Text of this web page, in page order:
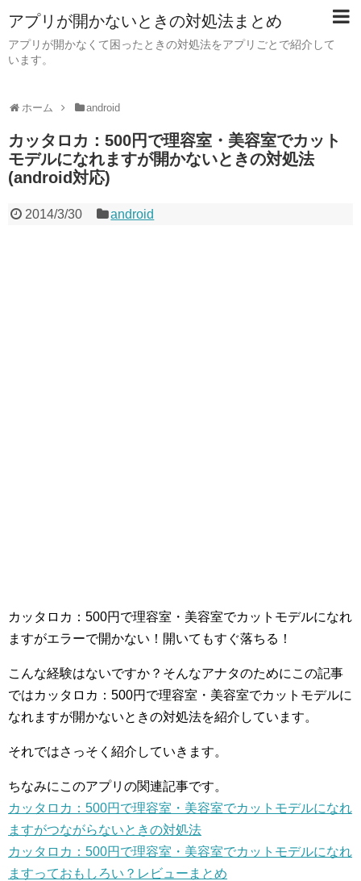
アプリが開かないときの対処法まとめ
アプリが開かなくて困ったときの対処法をアプリごとで紹介して
います。
ホーム android
カッタロカ：500円で理容室・美容室でカット
モデルになれますが開かないときの対処法
(android対応)
2014/3/30 android
カッタロカ：500円で理容室・美容室でカットモデルになれ
ますがエラーで開かない！開いてもすぐ落ちる！
こんな経験はないですか？そんなアナタのためにこの記事
ではカッタロカ：500円で理容室・美容室でカットモデルに
なれますが開かないときの対処法を紹介しています。
それではさっそく紹介していきます。
ちなみにこのアプリの関連記事です。
カッタロカ：500円で理容室・美容室でカットモデルになれ
ますがつながらないときの対処法
カッタロカ：500円で理容室・美容室でカットモデルになれ
ますっておもしろい？レビューまとめ